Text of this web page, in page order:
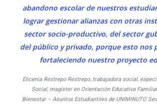
abandono escolar de nuestros
lograr gestionar alianzas con otras
sector socio-productivo, del sector
del público y privado, porque esto nos
fortaleciendo nuestro proyecto
Elicenia Restrepo Restrepo, trabajadora social,
Social, magíster en Orientación Educativa
Bienestar – Asuntos Estudiantiles de UNIMINUTO